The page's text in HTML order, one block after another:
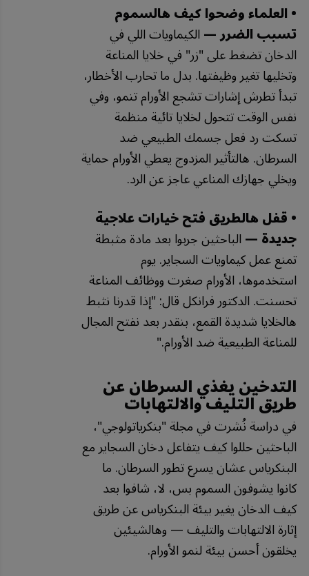
• العلماء وضحوا كيف هالسموم
تسبب الضرر —الكيماويات اللي في
الدخان تضغط على "زر" في خلايا المناعة
وتخليها تغير وظيفتها. بدل ما تحارب الأخطار،
تبدأ تطرش إشارات تشجع الأورام تنمو، وفي
نفس الوقت تتحول لخلايا تائية منظمة
تسكت رد فعل جسمك الطبيعي ضد
السرطان. هالتأثير المزدوج يعطي الأورام حماية
ويخلي جهازك المناعي عاجز عن الرد.
• قفل هالطريق فتح خيارات علاجية
جديدة —الباحثين جربوا بعد مادة مثبطة
تمنع عمل كيماويات السجاير. يوم
استخدموها، الأورام صغرت ووظائف المناعة
تحسنت. الدكتور فرانكل قال: "إذا قدرنا نثبط
هالخلايا شديدة القمع، بنقدر بعد نفتح المجال
للمناعة الطبيعية ضد الأورام."
التدخين يغذي السرطان عن
طريق التليف والالتهابات
في دراسة نُشرت في مجلة "بنكرياتولوجي"،
الباحثين حللوا كيف يتفاعل دخان السجاير مع
البنكرياس عشان يسرع تطور السرطان. ما
كانوا يشوفون السموم بس، لا، شافوا بعد
كيف الدخان يغير بيئة البنكرياس عن طريق
إثارة الالتهابات والتليف — وهالشيئين
يخلقون أحسن بيئة لنمو الأورام.